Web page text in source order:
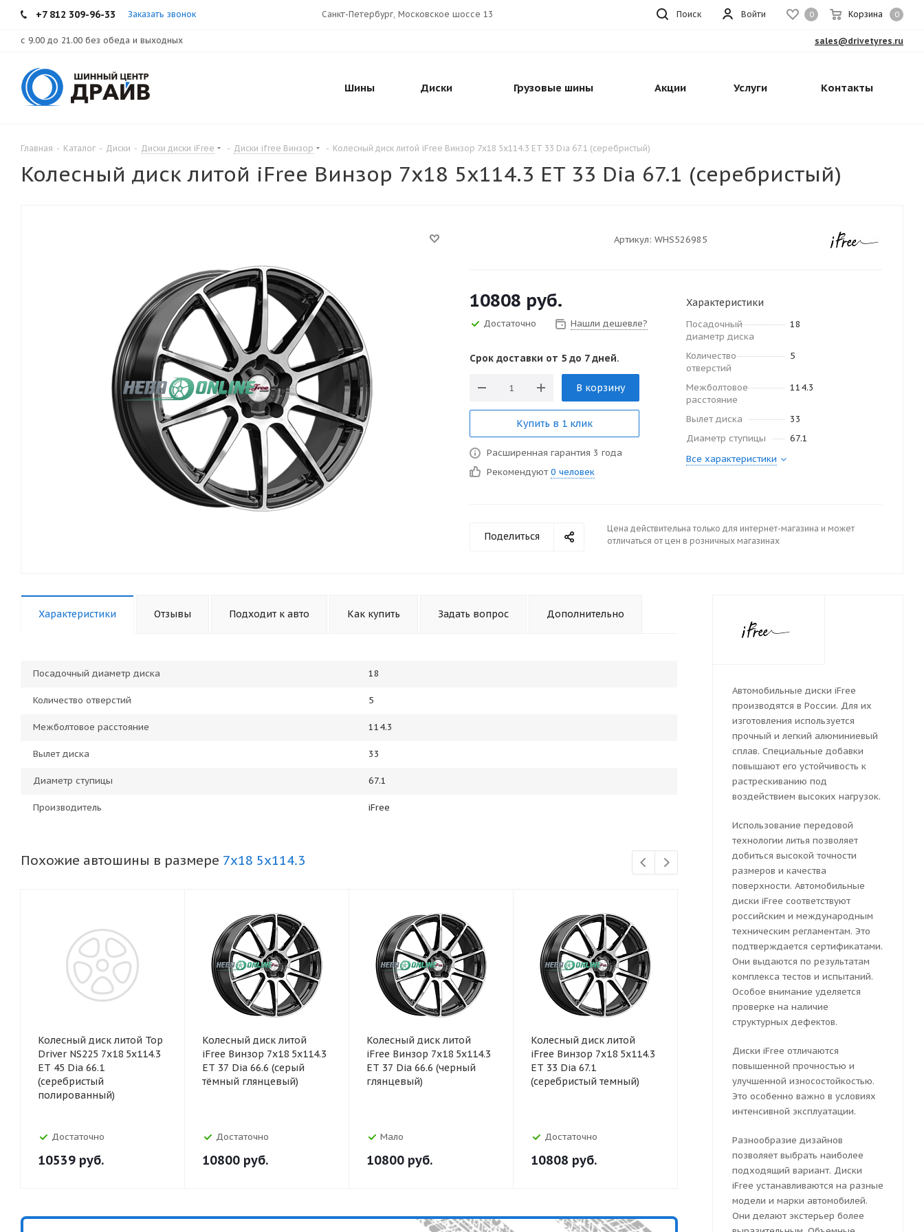
+7 812 309-96-33 Заказать звонок 0 Корзина 0
Войти
Санкт-Петербург, Московское шоссе 13 Поиск
с 9.00 до 21.00 без обеда и выходных sales@drivetyres.ru
Шины Диски Грузовые шины Акции Услуги Контакты
Главная - Каталог - Диски - Диски диски iFree - Диски ifree Винзор - Колесный диск литой iFree Винзор 7x18 5x114.3 ET 33 Dia 67.1 (серебристый)
Колесный диск литой iFree Винзор 7x18 5x114.3 ET 33 Dia 67.1 (серебристый)
Артикул: WHS526985
10808 руб.
Достаточно Нашли дешевле?
Срок доставки от 5 до 7 дней.
В корзину
Купить в 1 клик
Расширенная гарантия 3 года
Рекомендуют 0 человек
Характеристики
Посадочный
диаметр диска
18
Количество
отверстий
5
Межболтовое
расстояние
114.3
Вылет диска
33
Диаметр ступицы
67.1
Все характеристики
Поделиться
Цена действительна только для интернет-магазина и может
отличаться от цен в розничных магазинах
Характеристики Отзывы Подходит к авто Как купить Задать вопрос Дополнительно
Посадочный диаметр диска 18
Количество отверстий 5
Межболтовое расстояние 114.3
Вылет диска 33
Диаметр ступицы 67.1
Производитель iFree
Похожие автошины в размере 7x18 5x114.3
Колесный диск литой Top
Driver NS225 7x18 5x114.3
ET 45 Dia 66.1
(серебристый
полированный)
Достаточно
10539 руб.
Колесный диск литой
iFree Винзор 7x18 5x114.3
ET 37 Dia 66.6 (серый
тёмный глянцевый)
Достаточно
10800 руб.
Колесный диск литой
iFree Винзор 7x18 5x114.3
ET 37 Dia 66.6 (черный
глянцевый)
Мало
10800 руб.
Колесный диск литой
iFree Винзор 7x18 5x114.3
ET 33 Dia 67.1
(серебристый темный)
Достаточно
10808 руб.
iFree Винзор 7x18 5x114.3
ET 33 Dia 67.1 (серый
тёмный глянцевый)
Достаточно
10808руб.
глянцевый)
10808
Автомобильные диски iFree
производятся в России. Для их
изготовления используется
прочный и легкий алюминиевый
сплав. Специальные добавки
повышают его устойчивость к
растрескиванию под
воздействием высоких нагрузок.
Использование передовой
технологии литья позволяет
добиться высокой точности
размеров и качества
поверхности. Автомобильные
диски iFree соответствуют
российским и международным
техническим регламентам. Это
подтверждается сертификатами.
Они выдаются по результатам
комплекса тестов и испытаний.
Особое внимание уделяется
проверке на наличие
структурных дефектов.
Диски iFree отличаются
повышенной прочностью и
улучшенной износостойкостью.
Это особенно важно в условиях
интенсивной эксплуатации.
Разнообразие дизайнов
позволяет выбрать наиболее
подходящий вариант. Диски
iFree устанавливаются на разные
модели и марки автомобилей.
Они делают экстерьер более